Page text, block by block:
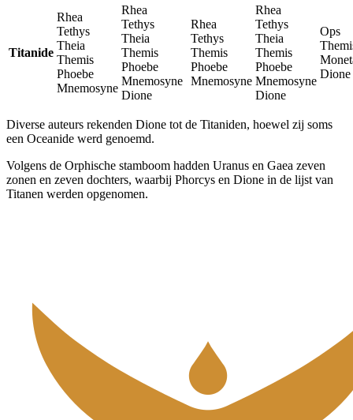
Titanide
Rhea
Tethys
Theia
Themis
Phoebe
Mnemosyne
Rhea
Tethys
Theia
Themis
Phoebe
Mnemosyne
Dione
Rhea
Tethys
Themis
Phoebe
Mnemosyne
Rhea
Tethys
Theia
Themis
Phoebe
Mnemosyne
Dione
Ops
Dione
Diverse auteurs rekenden Dione tot de Titaniden, hoewel zij soms
een Oceanide werd genoemd.
Volgens de Orphische stamboom hadden Uranus en Gaea zeven
zonen en zeven dochters, waarbij Phorcys en Dione in de lijst van
Titanen werden opgenomen.